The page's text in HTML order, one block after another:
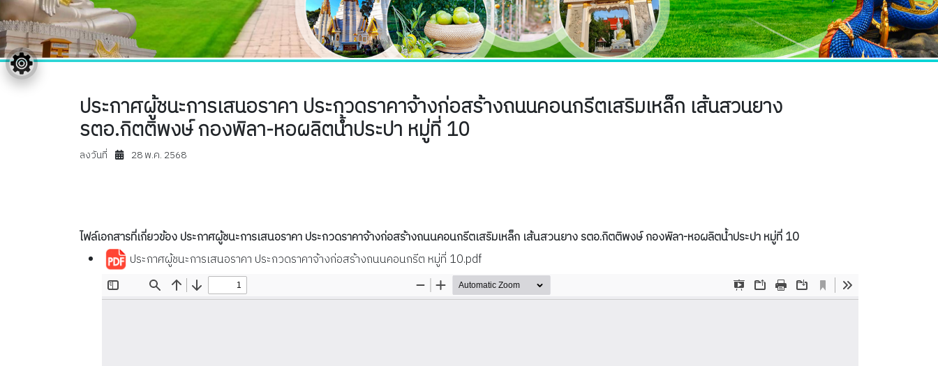
ประกาศผู้ชนะการเสนอราคา ประกวดราคาจ้างก่อสร้างถนนคอนกรีตเสริมเหล็ก เส้นสวนยาง
รตอ.กิตติพงษ์ กองพิลา-หอผลิตน้ำประปา หมู่ที่ 10
ลงวันที่ 28 พ.ค. 2568
ไฟล์เอกสารที่เกี่ยวข้อง ประกาศผู้ชนะการเสนอราคา ประกวดราคาจ้างก่อสร้างถนนคอนกรีตเสริมเหล็ก เส้นสวนยาง รตอ.กิตติพงษ์ กองพิลา-หอผลิตน้ำประปา หมู่ที่ 10
ประกาศผู้ชนะการเสนอราคา ประกวดราคาจ้างก่อสร้างถนนคอนกรีต หมู่ที่ 10.pdf